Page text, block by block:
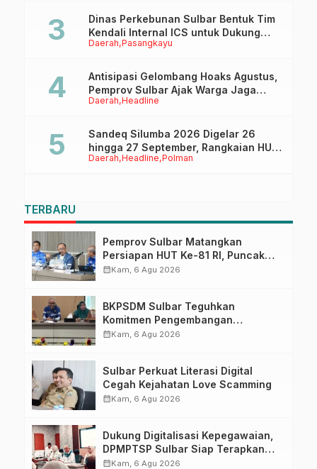
Daerah Pasangkayu
Dinas Perkebunan Sulbar Bentuk Tim
Kendali Internal ICS untuk Dukung
Sertifikasi ISPO Pekebun di
Daerah Headline
Antisipasi Gelombang Hoaks Agustus,
Pemprov Sulbar Ajak Warga Jaga
Ruang Digital
Daerah Headline Polman
Sandeq Silumba 2026 Digelar 26
hingga 27 September, Rangkaian HUT
Sulbar
TERBARU
Pemprov Sulbar Matangkan
Persiapan HUT Ke-81 RI, Puncak
Upacara di Lapangan Ahmad
calendar_monthKam, 6 Agu 2026
BKPSDM Sulbar Teguhkan
Komitmen Pengembangan
Kompetensi ASN melalui
calendar_monthKam, 6 Agu 2026
Sulbar Perkuat Literasi Digital
Cegah Kejahatan Love Scamming
calendar_monthKam, 6 Agu 2026
Dukung Digitalisasi Kepegawaian,
DPMPTSP Sulbar Siap Terapkan
Aplikasi FLEKSI ASN
calendar_monthKam, 6 Agu 2026